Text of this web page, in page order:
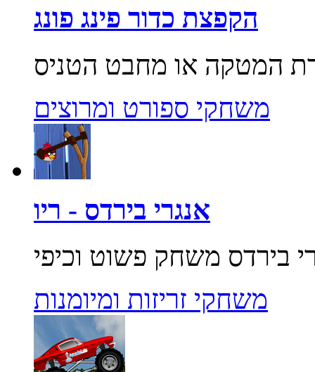
הקפצת כדור פינג פונג
משחקי ספורט ומרוצים
אנגרי בירדס - ריו
משחקי זריזות ומיומנות